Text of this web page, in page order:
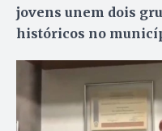
jovens unem dois
históricos no